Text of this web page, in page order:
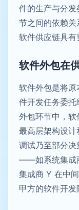
件的生产与分
节之间的依赖关
软件供应链具有
软件外包在
软件外包是将
件开发任务委
外包环节中，
最高层架构设计
调试乃至部分
——如系统集成
集成商 Y 在中
甲方的软件开发